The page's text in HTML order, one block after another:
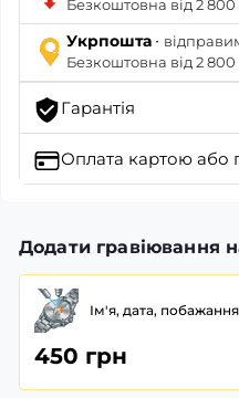
Безкоштовна від 2 800
Укрпошта ·
Безкоштовна від 2 800
Гарантія
Оплата картою або
Додати гравіювання
Ім'я, дата,
450 грн